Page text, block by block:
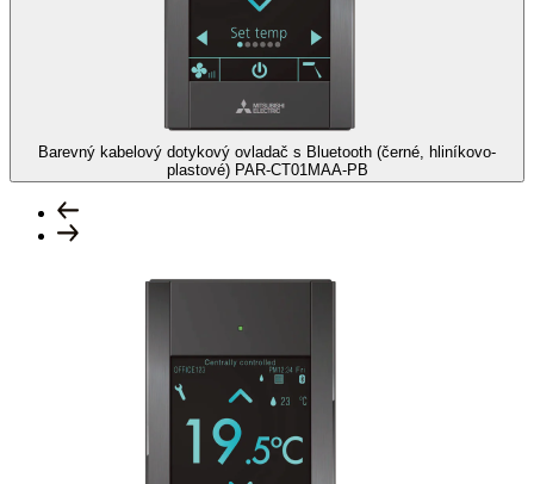
Barevný kabelový dotykový ovladač s Bluetooth (černé, hliníkovo-
plastové) PAR-CT01MAA-PB